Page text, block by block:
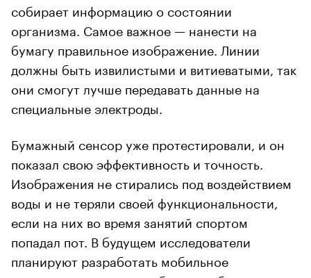
собирает информацию о состоянии
организма. Самое важное — нанести на
бумагу правильное изображение. Линии
должны быть извилистыми и витиеватыми, так
они смогут лучше передавать данные на
специальные электроды.
Бумажный сенсор уже протестировали, и он
показал свою эффективность и точность.
Изображения не стирались под воздействием
воды и не теряли своей функциональности,
если на них во время занятий спортом
попадал пот. В будущем исследователи
планируют разработать мобильное